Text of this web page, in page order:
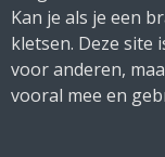
Kan je als je een
kletsen. Deze site
voor anderen,
vooral mee en